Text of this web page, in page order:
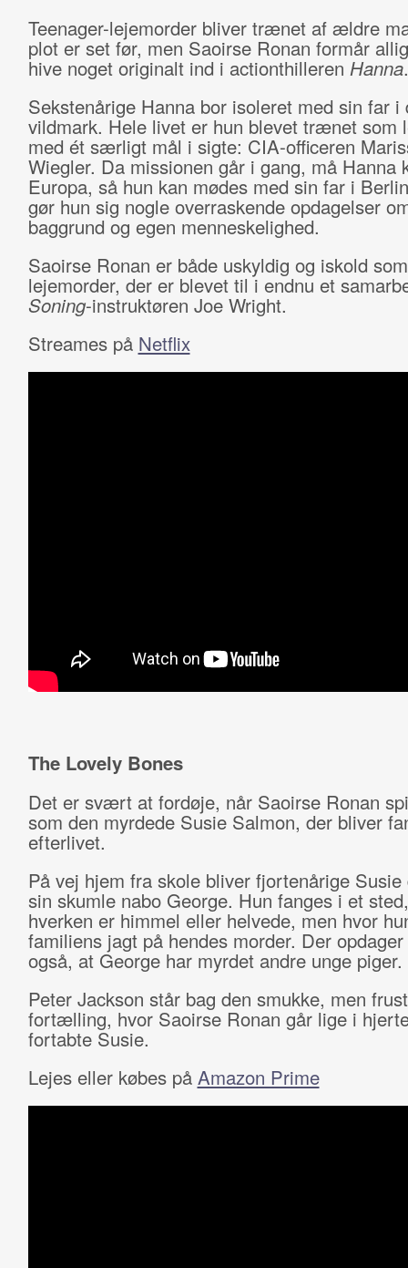
Teenager-lejemorder bliver trænet af ældre
plot er set før, men Saoirse Ronan formår
hive noget originalt ind i actionthilleren Hanna.
Sekstenårige Hanna bor isoleret med sin far i
vildmark. Hele livet er hun blevet trænet som
med ét særligt mål i sigte: CIA-officeren
Wiegler. Da missionen går i gang, må Hanna
Europa, så hun kan mødes med sin far i
gør hun sig nogle overraskende opdagelser
baggrund og egen menneskelighed.
Saoirse Ronan er både uskyldig og iskold
lejemorder, der er blevet til i endnu et
Soning-instruktøren Joe Wright.
Streames på Netflix
The Lovely Bones
Det er svært at fordøje, når Saoirse Ronan
som den myrdede Susie Salmon, der bliver
efterlivet.
På vej hjem fra skole bliver fjortenårige
sin skumle nabo George. Hun fanges i et
hverken er himmel eller helvede, men hvor
familiens jagt på hendes morder. Der
også, at George har myrdet andre unge piger.
Peter Jackson står bag den smukke, men
fortælling, hvor Saoirse Ronan går lige i
fortabte Susie.
Lejes eller købes på Amazon Prime